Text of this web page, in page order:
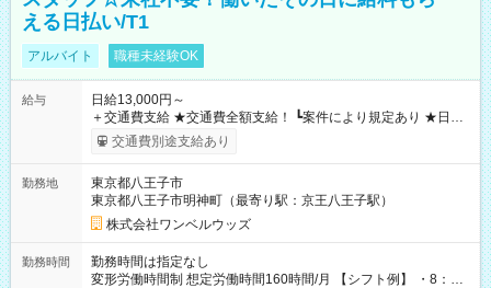
える日払い/T1
アルバイト 職種未経験OK
給与
日給13,000円～
＋交通費支給 ★交通費全額支給！ ┗案件により規定あり ★日払
いOK！（規定あり） ┗働いたその日に現金GET♪ お仕事後はコ
ンビニATMから 日払い分を引き落とせます！ 【試用期間】試
交通費別途支給あり
勤務地
東京都八王子市
東京都八王子市明神町（最寄り駅：京王八王子駅）
株式会社ワンベルウッズ
勤務時間
勤務時間は指定なし
変形労働時間制 想定労働時間160時間/月 【シフト例】 ・8：00